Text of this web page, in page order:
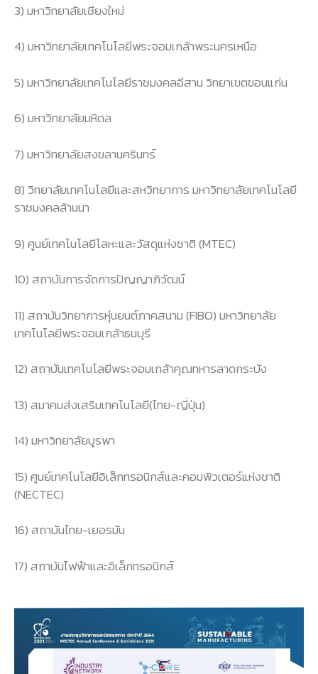
3) มหาวิทยาลัยเชียงใหม่
4) มหาวิทยาลัยเทคโนโลยีพระจอมเกล้าพระนครเหนือ
5) มหาวิทยาลัยเทคโนโลยีราชมงคลอีสาน วิทยาเขตขอนแก่น
6) มหาวิทยาลัยมหิดล
7) มหาวิทยาลัยสงขลานครินทร์
8) วิทยาลัยเทคโนโลยีและสหวิทยาการ มหาวิทยาลัยเทคโนโลยี
ราชมงคลล้านนา
9) ศูนย์เทคโนโลยีโลหะและวัสดุแห่งชาติ (MTEC)
10) สถาบันการจัดการปัญญาภิวัฒน์
11) สถาบันวิทยาการหุ่นยนต์ภาคสนาม (FIBO) มหาวิทยาลัย
เทคโนโลยีพระจอมเกล้าธนบุรี
12) สถาบันเทคโนโลยีพระจอมเกล้าคุณทหารลาดกระบัง
13) สมาคมส่งเสริมเทคโนโลยี(ไทย-ญี่ปุ่น)
14) มหาวิทยาลัยบูรพา
15) ศูนย์เทคโนโลยีอิเล็กทรอนิกส์และคอมพิวเตอร์แห่งชาติ
(NECTEC)
16) สถาบันไทย-เยอรมัน
17) สถาบันไฟฟ้าและอิเล็กทรอนิกส์